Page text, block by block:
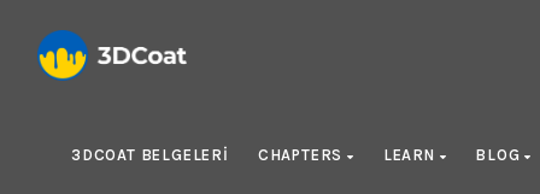
3DCOAT BELGELERI CHAPTERS LEARN BLOG